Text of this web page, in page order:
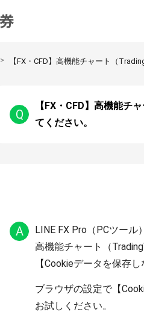
> 【FX・CFD】高機能チャート（
Q
【FX・CFD】高機能チ
てください。
A
LINE FX Pro（PCツール
高機能チャート（
ブラウザの設定で【
お試しください。